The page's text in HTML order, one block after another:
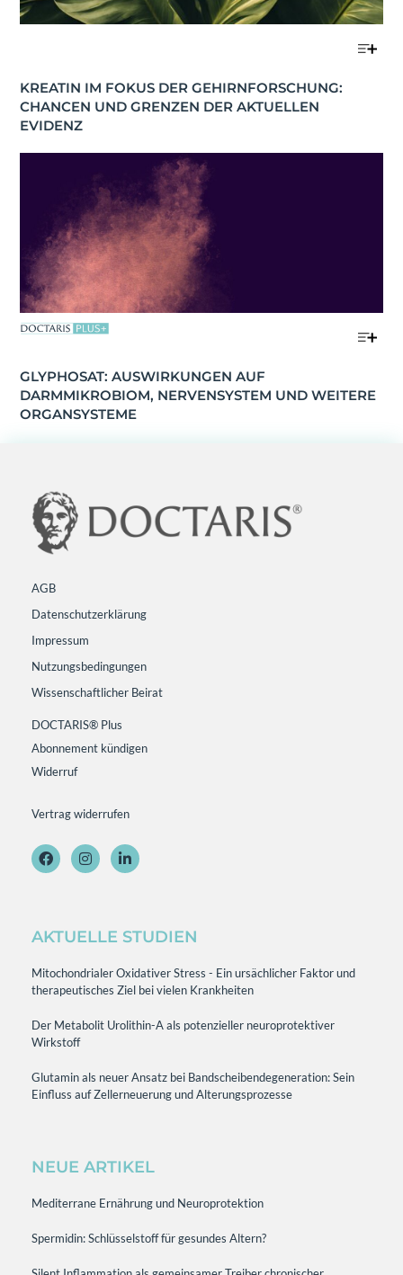
KREATIN IM FOKUS DER GEHIRNFORSCHUNG:
CHANCEN UND GRENZEN DER AKTUELLEN
EVIDENZ
GLYPHOSAT: AUSWIRKUNGEN AUF
DARMMIKROBIOM, NERVENSYSTEM UND WEITERE
ORGANSYSTEME
AGB
Datenschutzerklärung
Impressum
Nutzungsbedingungen
Wissenschaftlicher Beirat
DOCTARIS® Plus
Abonnement kündigen
Widerruf
Vertrag widerrufen
AKTUELLE STUDIEN
Mitochondrialer Oxidativer Stress - Ein ursächlicher Faktor und
therapeutisches Ziel bei vielen Krankheiten
Der Metabolit Urolithin-A als potenzieller neuroprotektiver
Wirkstoff
Glutamin als neuer Ansatz bei Bandscheibendegeneration: Sein
Einfluss auf Zellerneuerung und Alterungsprozesse
NEUE ARTIKEL
Mediterrane Ernährung und Neuroprotektion
Spermidin: Schlüsselstoff für gesundes Altern?